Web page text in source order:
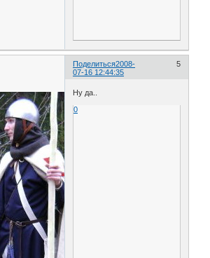
Поделиться 5
2008-
07-16 12:44:35
Ну да..
0